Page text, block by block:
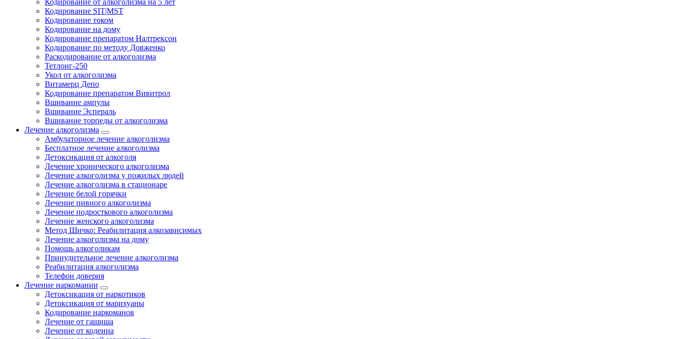
Кодирование от алкоголизма на 5 лет
Кодирование SIT|MST
Кодирование током
Кодирование на дому
Кодирование препаратом Налтрексон
Кодирование по методу Довженко
Раскодирование от алкоголизма
Тетлонг-250
Укол от алкоголизма
Витамерц Депо
Кодирование препаратом Вивитрол
Вшивание ампулы
Вшивание Эспераль
Вшивание торпеды от алкоголизма
Лечение алкоголизма
Амбулаторное лечение алкоголизма
Бесплатное лечение алкоголизма
Детоксикация от алкоголя
Лечение хронического алкоголизма
Лечение алкоголизма у пожилых людей
Лечение алкоголизма в стационаре
Лечение белой горячки
Лечение пивного алкоголизма
Лечение подросткового алкоголизма
Лечение женского алкоголизма
Метод Шичко: Реабилитация алкозависимых
Лечение алкоголизма на дому
Помощь алкоголикам
Принудительное лечение алкоголизма
Реабилитация алкоголизма
Телефон доверия
Лечение наркомании
Детоксикация от наркотиков
Детоксикация от марихуаны
Кодирование наркоманов
Лечение от гашиша
Лечение от кодеина